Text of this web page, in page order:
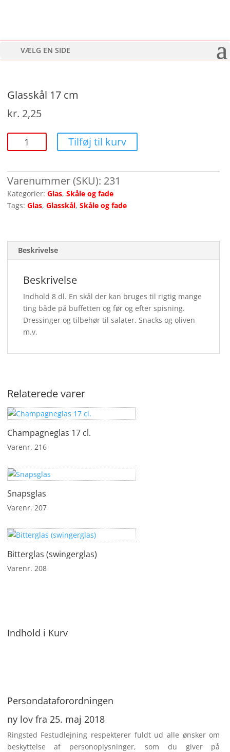
VÆLG EN SIDE
Glasskål 17 cm
kr. 2,25
Glasskål
17
antal
Tilføj til kurv
Varenummer (SKU): 231
Kategorier: Glas, Skåle og fade
Tags: Glas, Glasskål, Skåle og fade
Beskrivelse
Beskrivelse
Indhold 8 dl. En skål der kan bruges til rigtig mange
ting både på buffetten og før og efter spisning.
Dressinger og tilbehør til salater. Snacks og oliven
m.v.
Relaterede varer
Champagneglas 17 cl.
Varenr. 216
Snapsglas
Varenr. 207
Bitterglas (swingerglas)
Varenr. 208
Indhold i Kurv
Persondata­forordningen
ny lov fra 25. maj 2018
Ringsted Festudlejning respek­terer fuldt ud alle ønsker om
beskyttelse af personoplysninger, som du giver på